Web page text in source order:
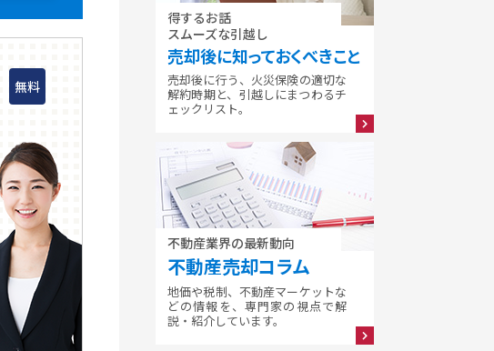
無料
得するお話
スムーズな引越し
売却後に知っておくべきこと
売却後に行う、火災保険の適切な
解約時期と、引越しにまつわるチ
ェックリスト。
不動産業界の最新動向
不動産売却コラム
地価や税制、不動産マーケットな
どの情報を、専門家の視点で解
説・紹介しています。